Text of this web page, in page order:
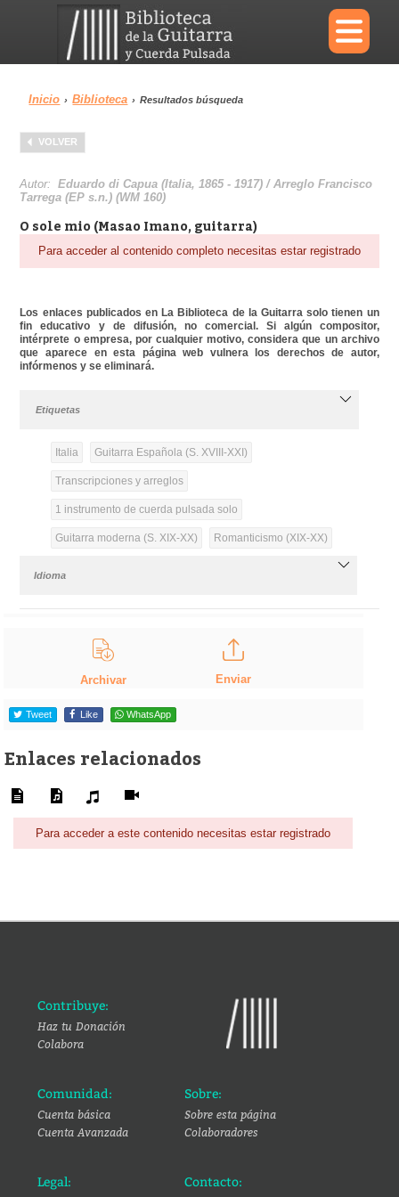
×
Menu
Biblioteca Diccionario
Área personal Reproductor
Inicio › Biblioteca › Resultados búsqueda
VOLVER
Autor:Eduardo di Capua (Italia, 1865 - 1917) / Arreglo Francisco
Tarrega (EP s.n.) (WM 160)
O sole mio (Masao Imano, guitarra)
Para acceder al contenido completo necesitas estar registrado
Los enlaces publicados en La Biblioteca de la Guitarra solo tienen un
fin educativo y de difusión, no comercial. Si algún compositor,
intérprete o empresa, por cualquier motivo, considera que un archivo
que aparece en esta página web vulnera los derechos de autor,
infórmenos y se eliminará.
Etiquetas
Italia Guitarra Española (S. XVIII-XXI)
Transcripciones y arreglos
1 instrumento de cuerda pulsada solo
Guitarra moderna (S. XIX-XX) Romanticismo (XIX-XX)
Idioma
Archivar Enviar
Tweet Like WhatsApp
Enlaces relacionados
Para acceder a este contenido necesitas estar registrado
Contribuye:
Haz tu Donación
Colabora
Comunidad:
Cuenta básica
Cuenta Avanzada
Sobre:
Sobre esta página
Colaboradores
Legal: Contacto: